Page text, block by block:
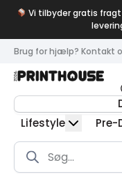
Vi tilbyder gratis fragt
Brug for hjælp? Kontakt
Lifestyle
Pre-
Products
search